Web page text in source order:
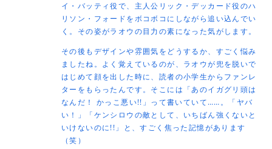
イ・バッティ役で、主人公リック・デッカード役のハ
リソン・フォードをボコボコにしながら追い込んでい
く。その姿がラオウの目力の素になった気がします。
その後もデザインや雰囲気をどうするか、すごく悩み
ましたね。よく覚えているのが、ラオウが兜を脱いで
はじめて顔を出した時に、読者の小学生からファンレ
ターをもらったんです。そこには「あのイガグリ頭は
なんだ！ かっこ悪い!!」って書いていて……。「ヤバ
い！」「ケンシロウの敵として、いちばん強くないと
いけないのに!!」と、すごく焦った記憶があります
（笑）